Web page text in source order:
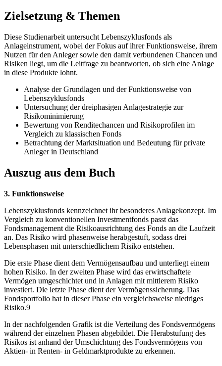
Zielsetzung & Themen
Diese Studienarbeit untersucht Lebenszyklusfonds als
Anlageinstrument, wobei der Fokus auf ihrer Funktionsweise, ihrem
Nutzen für den Anleger sowie den damit verbundenen Chancen und
Risiken liegt, um die Leitfrage zu beantworten, ob sich eine Anlage
in diese Produkte lohnt.
Analyse der Grundlagen und der Funktionsweise von
Lebenszyklusfonds
Untersuchung der dreiphasigen Anlagestrategie zur
Risikominimierung
Bewertung von Renditechancen und Risikoprofilen im
Vergleich zu klassischen Fonds
Betrachtung der Marktsituation und Bedeutung für private
Anleger in Deutschland
Auszug aus dem Buch
3. Funktionsweise
Lebenszyklusfonds kennzeichnet ihr besonderes Anlagekonzept. Im
Vergleich zu konventionellen Investmentfonds passt das
Fondsmanagement die Risikoausrichtung des Fonds an die Laufzeit
an. Das Risiko wird phasenweise herabgestuft, sodass drei
Lebensphasen mit unterschiedlichem Risiko entstehen.
Die erste Phase dient dem Vermögensaufbau und unterliegt einem
hohen Risiko. In der zweiten Phase wird das erwirtschaftete
Vermögen umgeschichtet und in Anlagen mit mittlerem Risiko
investiert. Die letzte Phase dient der Vermögenssicherung. Das
Fondsportfolio hat in dieser Phase ein vergleichsweise niedriges
Risiko.9
In der nachfolgenden Grafik ist die Verteilung des Fondsvermögens
während der einzelnen Phasen abgebildet. Die Herabstufung des
Risikos ist anhand der Umschichtung des Fondsvermögens von
Aktien- in Renten- in Geldmarktprodukte zu erkennen.